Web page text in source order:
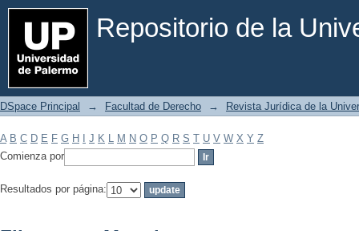
Repositorio de la
Filtrar por: Materia
DSpace Principal → Facultad de Derecho → Revista Jurídica de la
A B C D E F G H J K L M N O P Q R S T U V W X Y Z
Comienza por
Resultados por página: